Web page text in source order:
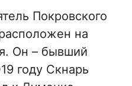
Покровского
на
Он – бывший
году Скнарь